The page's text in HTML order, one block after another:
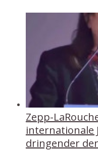
Zepp-
internationale
dringender